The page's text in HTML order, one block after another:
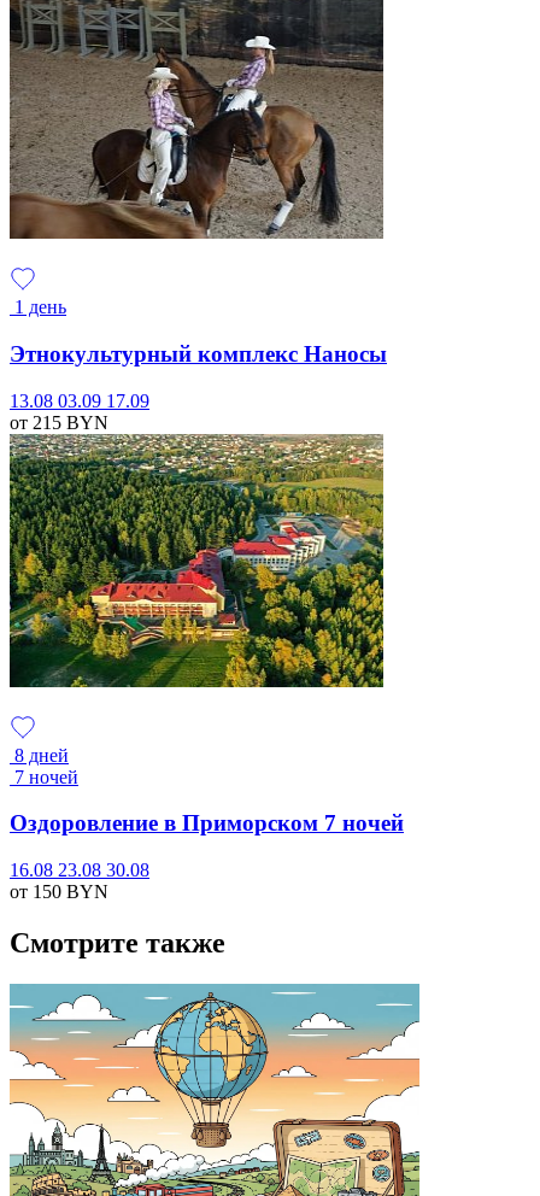
1 день
Этнокультурный комплекс Наносы
13.08 03.09 17.09
от 215 BYN
8 дней
7 ночей
Оздоровление в Приморском 7 ночей
16.08 23.08 30.08
от 150 BYN
Смотрите также